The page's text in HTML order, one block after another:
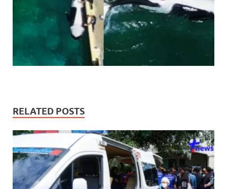
RELATED POSTS